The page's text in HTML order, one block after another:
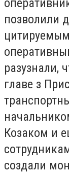
позволили
разузнали,
главе з
Козаком и
создали